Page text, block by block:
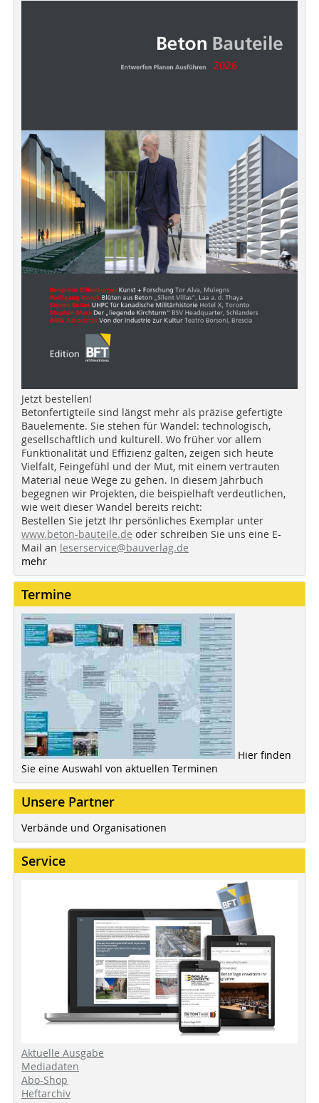
Jetzt bestellen!
Betonfertigteile sind längst mehr als präzise gefertigte
Bauelemente. Sie stehen für Wandel: technologisch,
gesellschaftlich und kulturell. Wo früher vor allem
Funktionalität und Effizienz galten, zeigen sich heute
Vielfalt, Feingefühl und der Mut, mit einem vertrauten
Material neue Wege zu gehen. In diesem Jahrbuch
begegnen wir Projekten, die beispielhaft verdeutlichen,
wie weit dieser Wandel bereits reicht:
Bestellen Sie jetzt Ihr persönliches Exemplar unter
www.beton-bauteile.de oder schreiben Sie uns eine E-
Mail an leserservice@bauverlag.de
mehr
Termine
Hier finden
Sie eine Auswahl von aktuellen Terminen
Unsere Partner
Verbände und Organisationen
Service
Aktuelle Ausgabe
Mediadaten
Abo-Shop
Heftarchiv